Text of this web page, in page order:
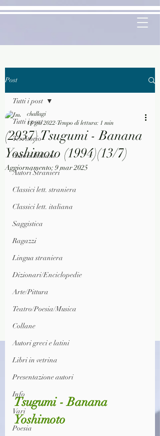
Post
Tutti i post
Territorio
Autori Italiani
Autori Stranieri
Classici lett. straniera
Classici lett. italiana
Saggistica
Ragazzi
Lingua straniera
Dizionari/Enciclopedie
Arte/Pittura
Teatro/Poesia/Musica
Collane
Autori greci e latini
Libri in vetrina
Presentazione autori
Info
Vari
Poesia
Tutti i post
(2937) Tsugumi - Banana
Yoshimoto (1994)(13/7)
challagi
18 giu 2022 Tempo di lettura: 1 min
Aggiornamento:9 mar 2025
Tsugumi - Banana
Yoshimoto